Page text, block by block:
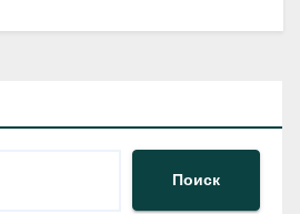
Поиск